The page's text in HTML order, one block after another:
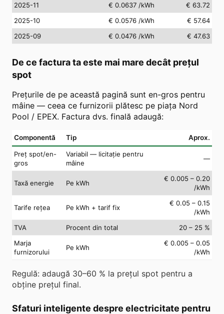
2025-11
€ 0.0637 /kWh
€ 63.72
2025-10
€ 0.0576 /kWh
€ 57.64
2025-09
€ 0.0476 /kWh € 47.63
De ce factura ta este mai mare decât prețul
spot
Prețurile de pe această pagină sunt en-gros pentru
mâine — ceea ce furnizorii plătesc pe piața Nord
Pool / EPEX. Factura dvs. finală adaugă:
Componentă Tip Aprox.
Preț spot/en-
gros
Variabil — licitație pentru
mâine
—
Taxă energie Pe kWh
€ 0.005 – 0.20
/kWh
Tarife rețea Pe kWh + tarif fix
€ 0.05 – 0.15
/kWh
TVA
Procent din total
20 – 25 %
Marja
furnizorului
Pe kWh
€ 0.005 – 0.05
/kWh
Regulă: adaugă 30–60 % la prețul spot pentru a
obține prețul final.
Sfaturi inteligente despre electricitate pentru